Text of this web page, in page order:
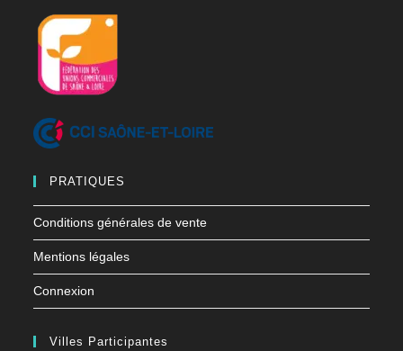
PRATIQUES
Conditions générales de vente
Mentions légales
Connexion
Villes Participantes